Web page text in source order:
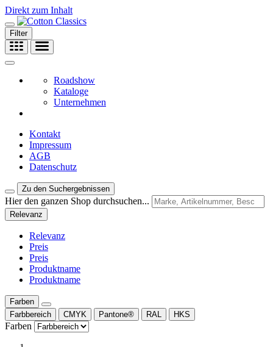
Direkt zum Inhalt
Filter
Roadshow
Kataloge
Unternehmen
Kontakt
Impressum
AGB
Datenschutz
Zu den Suchergebnissen
Hier den ganzen Shop durchsuchen...
Relevanz
Relevanz
Preis
Preis
Produktname
Produktname
Farben
Farbbereich
CMYK Pantone® RAL HKS
Farben